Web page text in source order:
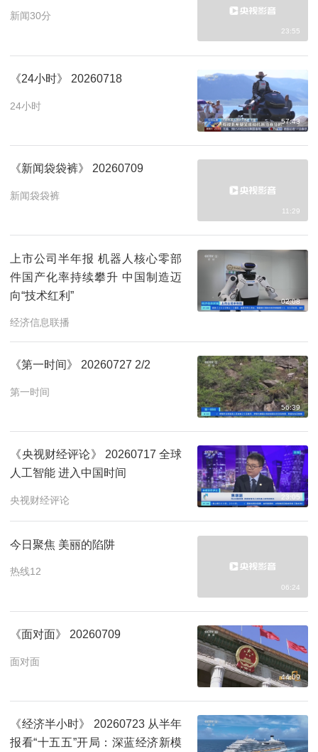
新闻30分
23:55
《24小时》 20260718
24小时
57:43
《新闻袋袋裤》 20260709
新闻袋袋裤
11:29
上市公司半年报 机器人核心零部
件国产化率持续攀升 中国制造迈
向“技术红利”
经济信息联播
02:08
《第一时间》 20260727 2/2
第一时间
56:39
《央视财经评论》 20260717 全球
人工智能 进入中国时间
央视财经评论 23:05
今日聚焦 美丽的陷阱
热线12
06:24
《面对面》 20260709
面对面
44:09
《经济半小时》 20260723 从半年
报看“十五五”开局：深蓝经济新模